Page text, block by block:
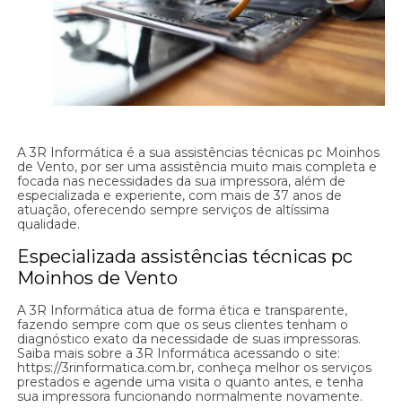
A 3R Informática é a sua assistências técnicas pc Moinhos
de Vento, por ser uma assistência muito mais completa e
focada nas necessidades da sua impressora, além de
especializada e experiente, com mais de 37 anos de
atuação, oferecendo sempre serviços de altíssima
qualidade.
Especializada assistências técnicas pc
Moinhos de Vento
A 3R Informática atua de forma ética e transparente,
fazendo sempre com que os seus clientes tenham o
diagnóstico exato da necessidade de suas impressoras.
Saiba mais sobre a 3R Informática acessando o site:
https://3rinformatica.com.br, conheça melhor os serviços
prestados e agende uma visita o quanto antes, e tenha
sua impressora funcionando normalmente novamente.